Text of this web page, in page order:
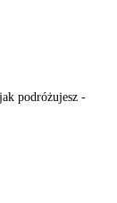
podróżujesz -